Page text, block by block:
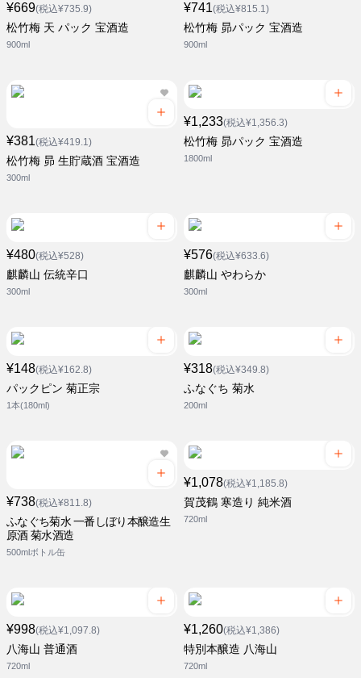
¥669(税込¥735.9)
松竹梅 天 パック 宝酒造
900ml
¥741(税込¥815.1)
松竹梅 昴パック 宝酒造
900ml
¥381(税込¥419.1)
松竹梅 昴 生貯蔵酒 宝酒造
300ml
¥1,233(税込¥1,356.3)
松竹梅 昴パック 宝酒造
1800ml
¥480(税込¥528)
麒麟山 伝統辛口
300ml
¥576(税込¥633.6)
麒麟山 やわらか
300ml
¥148(税込¥162.8)
パックピン 菊正宗
1本(180ml)
¥318(税込¥349.8)
ふなぐち 菊水
200ml
¥738(税込¥811.8)
ふなぐち菊水 一番しぼり本醸造生
原酒 菊水酒造
500mlボトル缶
¥1,078(税込¥1,185.8)
賀茂鶴 寒造り 純米酒
720ml
¥998(税込¥1,097.8)
八海山 普通酒
720ml
¥1,260(税込¥1,386)
特別本醸造 八海山
720ml